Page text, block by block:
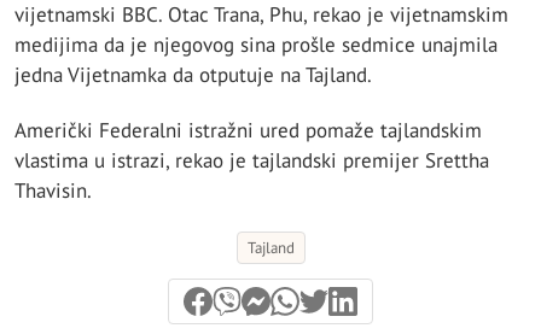
vijetnamski BBC. Otac Trana, Phu, rekao je vijetnamskim
medijima da je njegovog sina prošle sedmice unajmila
jedna Vijetnamka da otputuje na Tajland.
Američki Federalni istražni ured pomaže tajlandskim
vlastima u istrazi, rekao je tajlandski premijer Srettha
Thavisin.
Tajland